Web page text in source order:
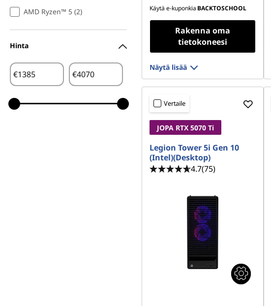
AMD Ryzen™ 5 (2)
Hinta
€ €
Käytä e-kuponkia BACKTOSCHOOL
Rakenna oma
tietokoneesi
Näytä lisää
Vertaile
JOPA RTX 5070 Ti
Legion Tower 5i Gen 10
(Intel)(Desktop)
4.7(75)